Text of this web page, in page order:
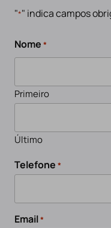
"*" indica campos
Nome *
Primeiro
Último
Telefone *
Email*